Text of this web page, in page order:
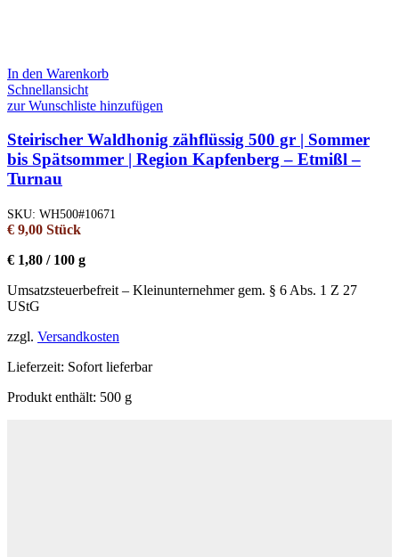
In den Warenkorb
Schnellansicht
zur Wunschliste hinzufügen
Steirischer Waldhonig zähflüssig 500 gr | Sommer
bis Spätsommer | Region Kapfenberg – Etmißl –
Turnau
SKU: WH500#10671
€ 9,00 Stück
€ 1,80 / 100 g
Umsatzsteuerbefreit – Kleinunternehmer gem. § 6 Abs. 1 Z 27
UStG
zzgl. Versandkosten
Lieferzeit: Sofort lieferbar
Produkt enthält: 500 g